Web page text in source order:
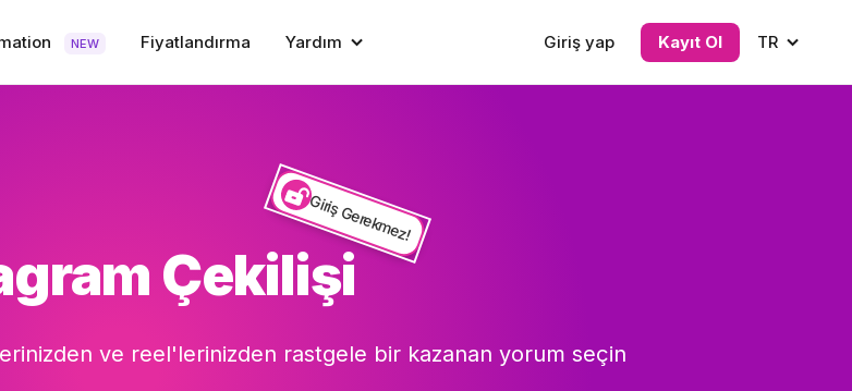
NEW Fiyatlandırma Yardım Giriş yap Kayıt Ol TR
Çekilişi
Giriş Gerekmez!
ve reel'lerinizden rastgele bir kazanan yorum seçin